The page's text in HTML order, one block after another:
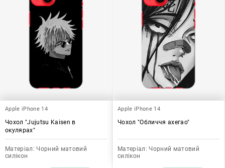
Apple iPhone 14
Чохол "Jujutsu Kaisen в
окулярах"
Матеріал: Чорний матовий
силікон
Apple iPhone 14
Чохол "Обличчя ахегао"
Матеріал: Чорний матовий
силікон